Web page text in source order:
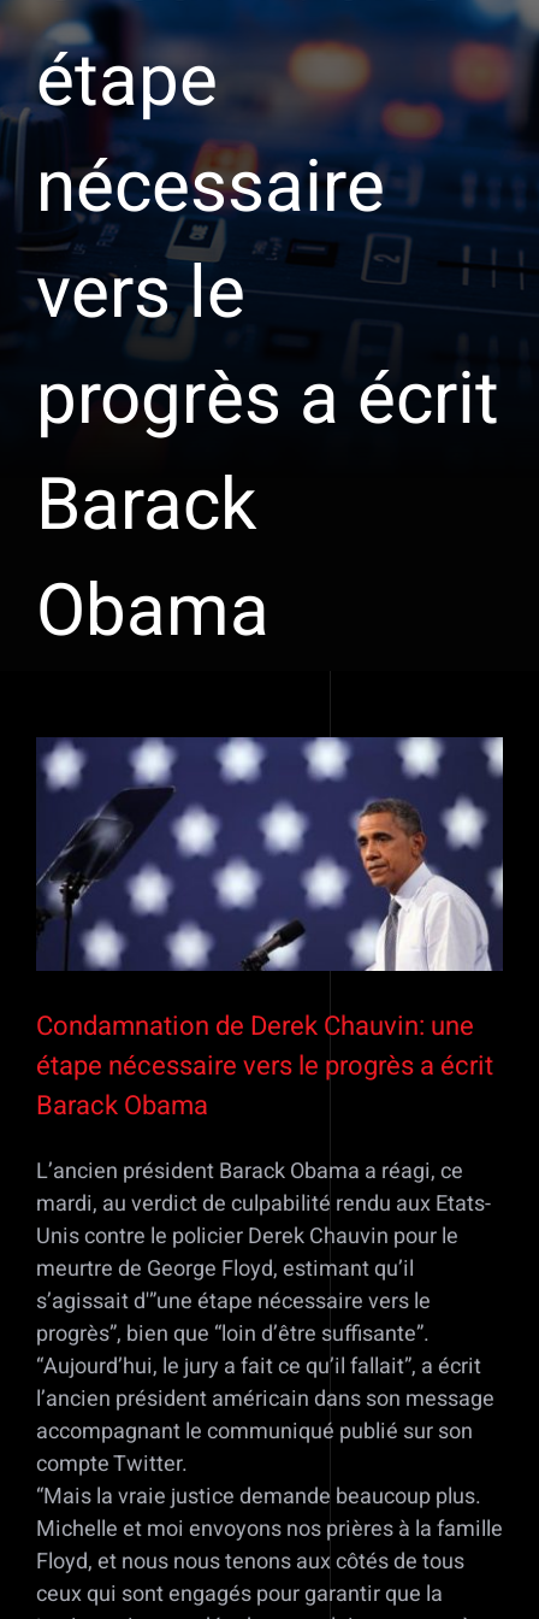
étape
nécessaire
vers le
progrès a écrit
Barack
Obama
Voir
l'image
agrandie
Condamnation de Derek Chauvin: une
étape nécessaire vers le progrès a écrit
Barack Obama
L’ancien président Barack Obama a réagi, ce
mardi, au verdict de culpabilité rendu aux Etats-
Unis contre le policier Derek Chauvin pour le
meurtre de George Floyd, estimant qu’il
s’agissait d'”une étape nécessaire vers le
progrès”, bien que “loin d’être suffisante”.
“Aujourd’hui, le jury a fait ce qu’il fallait”, a écrit
l’ancien président américain dans son message
accompagnant le communiqué publié sur son
compte Twitter.
“Mais la vraie justice demande beaucoup plus.
Michelle et moi envoyons nos prières à la famille
Floyd, et nous nous tenons aux côtés de tous
ceux qui sont engagés pour garantir que la